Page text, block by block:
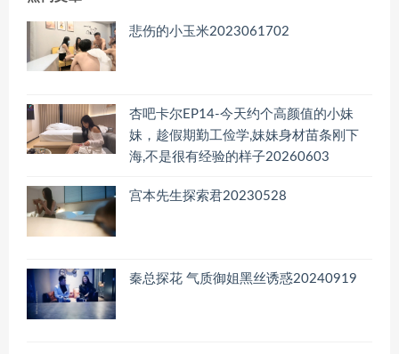
悲伤的小玉米2023061702
杏吧卡尔EP14-今天约个高颜值的小妹
妹，趁假期勤工俭学,妹妹身材苗条刚下
海,不是很有经验的样子20260603
宫本先生探索君20230528
秦总探花 气质御姐黑丝诱惑20240919